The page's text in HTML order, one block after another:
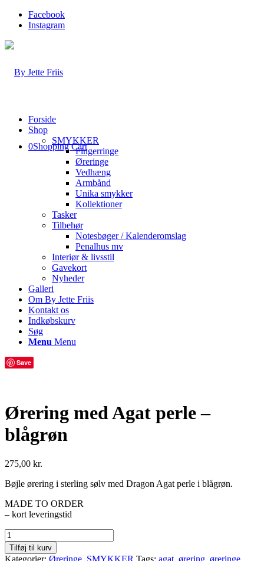
Facebook
Instagram
0Shopping Cart
Forside
Shop
SMYKKER
Fingerringe
Øreringe
Vedhæng
Armbånd
Unika smykker
Kollektioner
Tasker
Tilbehør
Notesbøger / Kalenderomslag
Penalhus mv
Interiør & livsstil
Gavekort
Nyheder
Galleri
Om By Jette Friis
Kontakt os
Indkøbskurv
Søg
Menu Menu
Save
Ørering med Agat perle –
blågrøn
275,00 kr.
Bøjle ørering i sterling sølv med Dragon Agat perle i blågrøn.
MADE TO ORDER
– kort leveringstid
Ørering
med
Agat
Tilføj til kurv
Kategorier: Øreringe, SMYKKER Tags: agat, ørering, øreringe,